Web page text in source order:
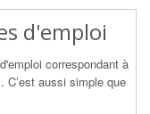
d'emploi
correspondant à
aussi simple que